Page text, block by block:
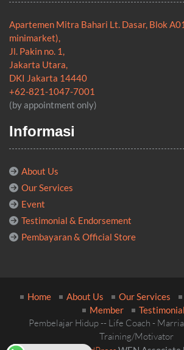
Apartemen Mitra Bahari Lt. Dasar, Blok
minimarket),
Jl. Pakin no. 1,
Jakarta Utara,
DKI Jakarta 14440
+62-821-1047-7001
(by appointment only)
Informasi
About Us
Our Services
Event
Testimonial & Endorsement
Pembayaran & Official Store
Home About Us Our Services
Member
Testimonial
Pembelajar Hidup -- Life Coach -
Training/Motivator